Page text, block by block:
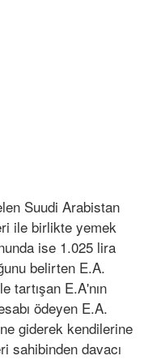
Suudi Arabistan
ile birlikte yemek
ise 1.025 lira
belirten E.A.
tartışan E.A'nın
ödeyen E.A.
giderek kendilerine
sahibinden davacı